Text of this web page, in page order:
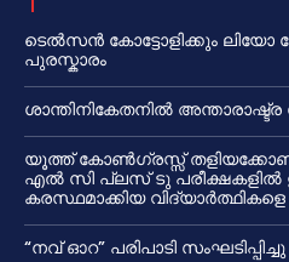
ടെൽസൻ കോട്ടോളിക്കും
പുരസ്കാരം
ശാന്തിനികേതനിൽ
യൂത്ത് കോൺഗ്രസ്സ്
എൽ സി പ്ലസ് ടു പരീക്ഷകളിൽ
കരസ്ഥമാക്കിയ
“നവ് ഓറ” പരിപാടി സംഘടിപ്പിച്ചു